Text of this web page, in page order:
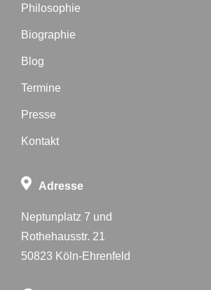
Philosophie
Biographie
Blog
Termine
Presse
Kontakt
Adresse
Neptunplatz 7 und
Rothehausstr. 21
50823 Köln-Ehrenfeld